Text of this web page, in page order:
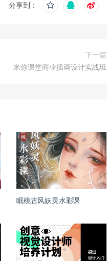
分享到：
下一篇
米你课堂商业插画设计实战班
眠桃古风妖灵水彩课